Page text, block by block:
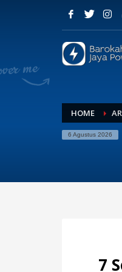
Juli
Maret
Januari
HOME
6 Agustus 2026
7